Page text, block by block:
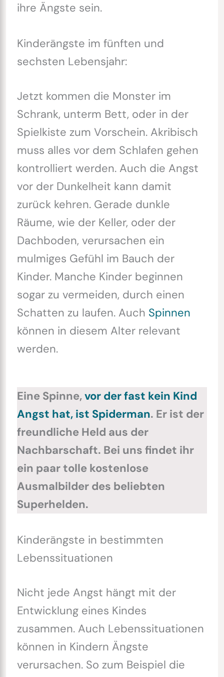
ihre Ängste sein.
Kinderängste im fünften und
sechsten Lebensjahr:
Jetzt kommen die Monster im
Schrank, unterm Bett, oder in der
Spielkiste zum Vorschein. Akribisch
muss alles vor dem Schlafen gehen
kontrolliert werden. Auch die Angst
vor der Dunkelheit kann damit
zurück kehren. Gerade dunkle
Räume, wie der Keller, oder der
Dachboden, verursachen ein
mulmiges Gefühl im Bauch der
Kinder. Manche Kinder beginnen
sogar zu vermeiden, durch einen
Schatten zu laufen. Auch Spinnen
können in diesem Alter relevant
werden.
Eine Spinne,vor der fast kein Kind
Angst hat, ist Spiderman. Er ist der
freundliche Held aus der
Nachbarschaft. Bei uns findet ihr
ein paar tolle kostenlose
Ausmalbilder des beliebten
Superhelden.
Kinderängste in bestimmten
Lebenssituationen
Nicht jede Angst hängt mit der
Entwicklung eines Kindes
zusammen. Auch Lebenssituationen
können in Kindern Ängste
verursachen. So zum Beispiel die